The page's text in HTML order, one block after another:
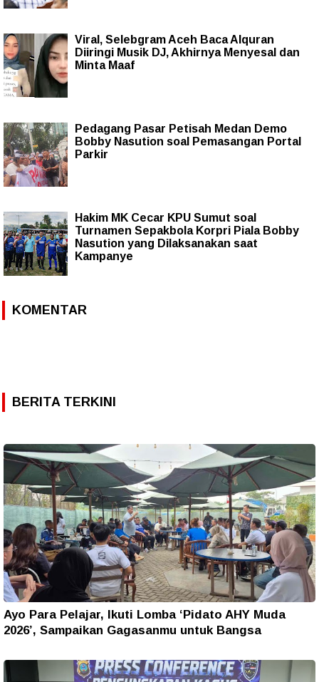
Viral, Selebgram Aceh Baca Alquran
Diiringi Musik DJ, Akhirnya Menyesal dan
Minta Maaf
Pedagang Pasar Petisah Medan Demo
Bobby Nasution soal Pemasangan Portal
Parkir
Hakim MK Cecar KPU Sumut soal
Turnamen Sepakbola Korpri Piala Bobby
Nasution yang Dilaksanakan saat
Kampanye
KOMENTAR
BERITA TERKINI
Ayo Para Pelajar, Ikuti Lomba ‘Pidato AHY Muda
2026’, Sampaikan Gagasanmu untuk Bangsa